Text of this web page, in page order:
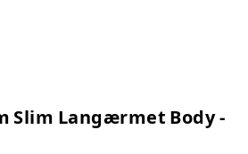
Slim Langærmet Body -